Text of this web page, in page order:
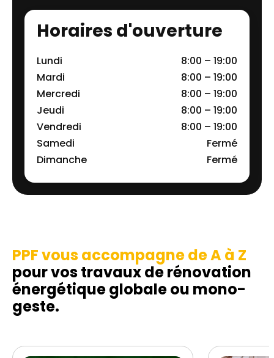
Horaires d'ouverture
Lundi
8:00 – 19:00
Mardi
8:00 – 19:00
Mercredi
8:00 – 19:00
Jeudi
8:00 – 19:00
Vendredi
8:00 – 19:00
Samedi
Fermé
Dimanche
Fermé
PPF vous accompagne de A à Z
pour vos travaux de rénovation
énergétique globale ou mono-
geste.